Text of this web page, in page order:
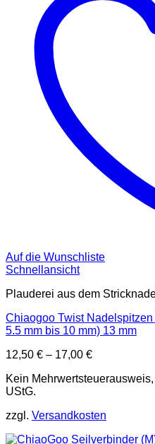
Auf die Wunschliste
Schnellansicht
Plauderei aus dem
Chiaogoo Twist
5.5 mm bis 10 mm) 13 mm
12,50 € – 17,00 €
Kein
UStG.
zzgl. Versandkosten